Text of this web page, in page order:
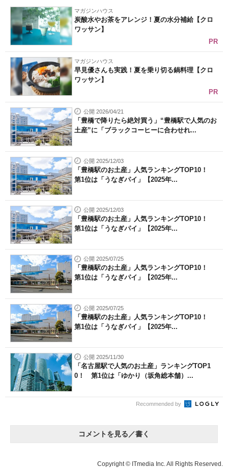
マガジンハウス
炭酸水やお茶をアレンジ！夏の水分補給【クロ
ワッサン】
PR
マガジンハウス
早見優さんも実践！夏を乗り切る鍋料理【クロ
ワッサン】
PR
公開 2026/04/21
「豊橋で降りたら絶対買う」“豊橋駅で人気のお
土産”に「ブラックコーヒーに合わせれ...
公開 2025/12/03
「豊橋駅のお土産」人気ランキングTOP10！
第1位は「うなぎパイ」【2025年...
公開 2025/12/03
「豊橋駅のお土産」人気ランキングTOP10！
第1位は「うなぎパイ」【2025年...
公開 2025/07/25
「豊橋駅のお土産」人気ランキングTOP10！
第1位は「うなぎパイ」【2025年...
公開 2025/07/25
「豊橋駅のお土産」人気ランキングTOP10！
第1位は「うなぎパイ」【2025年...
公開 2025/11/30
「名古屋駅で人気のお土産」ランキングTOP1
0！ 第1位は「ゆかり（坂角総本舗）...
Recommended by
コメントを見る／書く
Copyright © ITmedia Inc. All Rights Reserved.